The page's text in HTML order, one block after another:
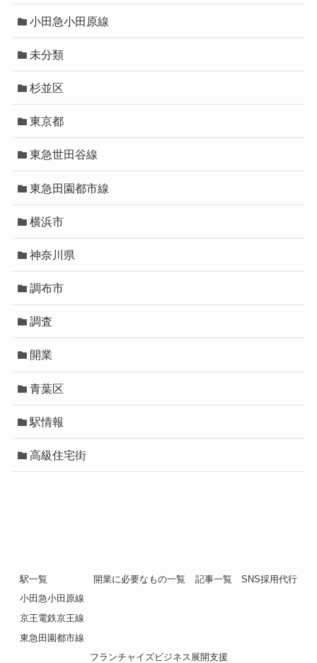
小田急小田原線
未分類
杉並区
東京都
東急世田谷線
東急田園都市線
横浜市
神奈川県
調布市
調査
開業
青葉区
駅情報
高級住宅街
駅一覧
小田急小田原線
京王電鉄京王線
東急田園都市線
開業に必要なもの一覧 記事一覧 SNS採用代行
フランチャイズビジネス展開支援